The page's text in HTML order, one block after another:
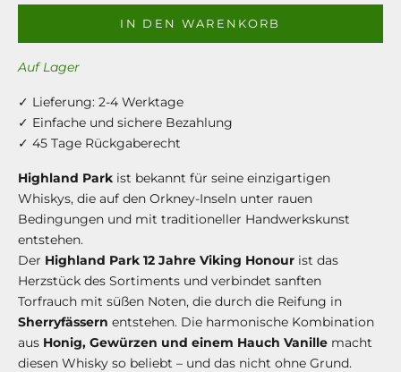
IN DEN WARENKORB
Auf Lager
✓ Lieferung: 2-4 Werktage
✓ Einfache und sichere Bezahlung
✓ 45 Tage Rückgaberecht
Highland Park ist bekannt für seine einzigartigen
Whiskys, die auf den Orkney-Inseln unter rauen
Bedingungen und mit traditioneller Handwerkskunst
entstehen.
Der Highland Park 12 Jahre Viking Honour ist das
Herzstück des Sortiments und verbindet sanften
Torfrauch mit süßen Noten, die durch die Reifung in
Sherryfässern entstehen. Die harmonische Kombination
aus Honig, Gewürzen und einem Hauch Vanille macht
diesen Whisky so beliebt – und das nicht ohne Grund.